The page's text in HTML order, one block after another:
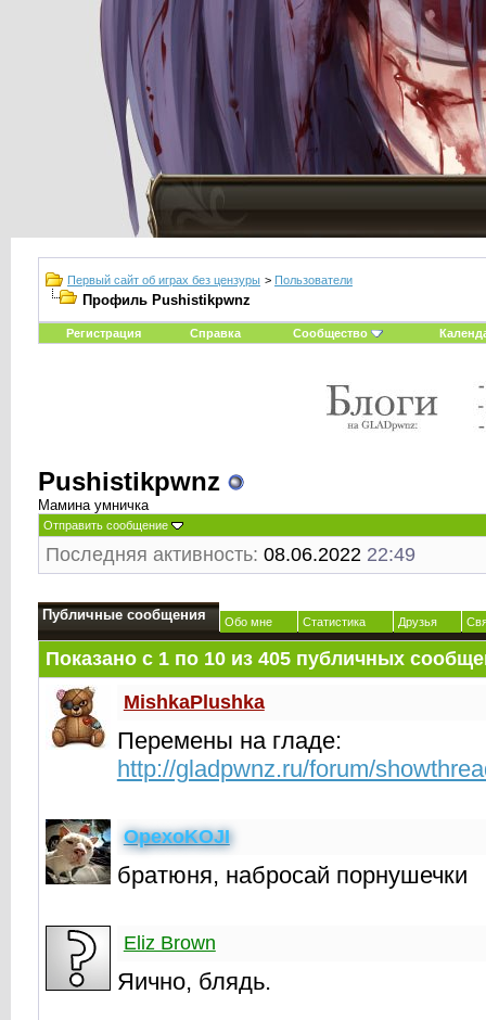
Первый сайт об играх без цензуры > Пользователи
Профиль Pushistikpwnz
Регистрация Справка Сообщество
Pushistikpwnz
Мамина умничка
Отправить сообщение
Последняя активность: 08.06.2022 22:49
Публичные сообщения Обо мне Статистика Друзья
Показано с 1 по 10из 405публичных
MishkaPlushka
Перемены на гладе:
http://gladpwnz.ru/forum/
OpexoKOJI
братюня, набросай порнушечки
Eliz Brown
Яично, блядь.